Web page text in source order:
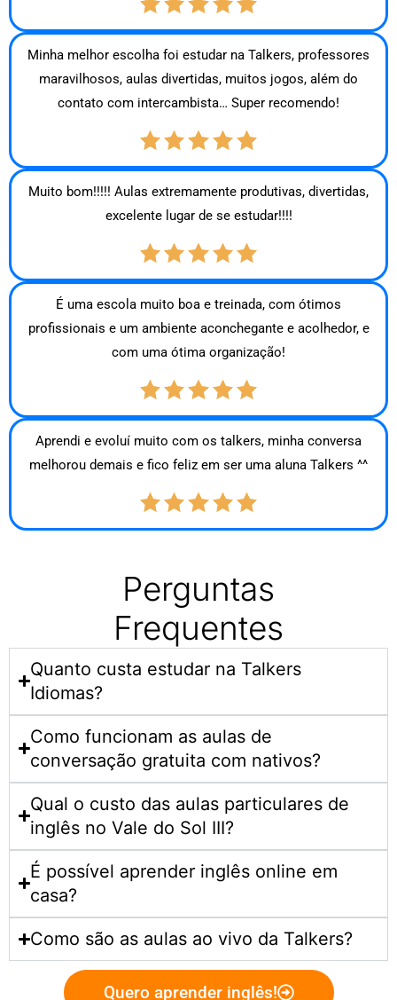
Minha melhor escolha foi estudar na Talkers, professores
maravilhosos, aulas divertidas, muitos jogos, além do
contato com intercambista… Super recomendo!
Muito bom!!!!! Aulas extremamente produtivas, divertidas,
excelente lugar de se estudar!!!!
É uma escola muito boa e treinada, com ótimos
profissionais e um ambiente aconchegante e acolhedor, e
com uma ótima organização!
Aprendi e evoluí muito com os talkers, minha conversa
melhorou demais e fico feliz em ser uma aluna Talkers ^^
Perguntas
Frequentes
Quanto custa estudar na Talkers
Idiomas?​
Como funcionam as aulas de
conversação gratuita com nativos?
Qual o custo das aulas particulares de
inglês no Vale do Sol III?
É possível aprender inglês online em
casa?
Como são as aulas ao vivo da Talkers?
Quero aprender inglês!